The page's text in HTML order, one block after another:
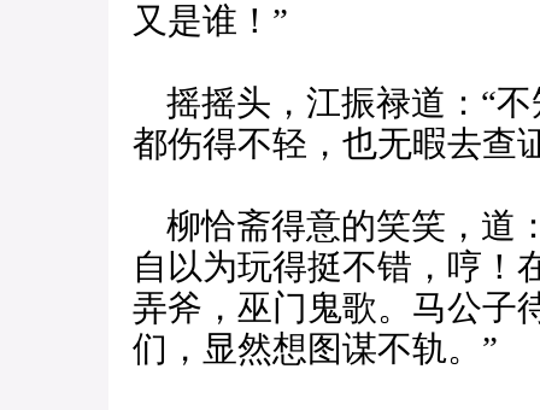
又是谁！”
摇摇头，江振禄道：“
都伤得不轻，也无暇去查
柳恰斋得意的笑笑，道
自以为玩得挺不错，哼！
弄斧，巫门鬼歌。马公子
们，显然想图谋不轨。”